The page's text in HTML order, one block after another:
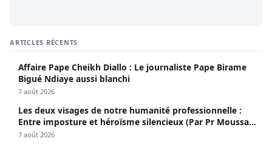
ARTICLES RÉCENTS
Affaire Pape Cheikh Diallo : Le journaliste Pape Birame
Bigué Ndiaye aussi blanchi
7 août 2026
Les deux visages de notre humanité professionnelle :
Entre imposture et héroïsme silencieux (Par Pr Moussa
Seydi)
7 août 2026